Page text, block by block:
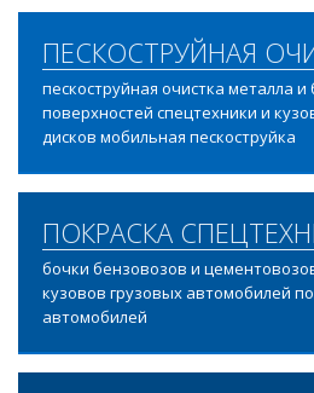
ПЕСКОСТРУЙНАЯ
пескоструйная очистка металла
поверхностей спецтехники и
дисков мобильная пескоструйка
ПОКРАСКА
бочки бензовозов и
кузовов грузовых автомобилей
автомобилей